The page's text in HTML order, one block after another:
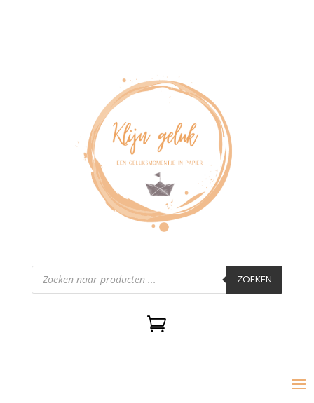
Producten
zoeken ZOEKEN
